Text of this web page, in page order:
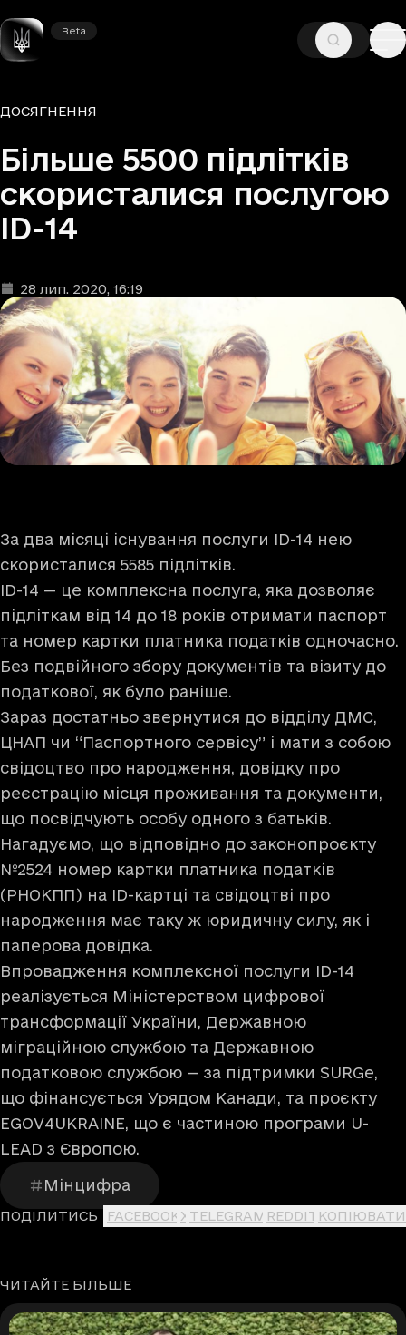
Beta
Beta
ГОЛОВНА—НОВИНИ
Рубрики
ДОСЯГНЕННЯ
Більше 5500 підлітків
скористалися послугою
ID-14
Дата та час публікації:
28 лип. 2020, 16:19
За два місяці існування послуги ID-14 нею
скористалися 5585 підлітків.
ID-14 — це комплексна послуга, яка дозволяє
підліткам від 14 до 18 років отримати паспорт
та номер картки платника податків одночасно.
Без подвійного збору документів та візиту до
податкової, як було раніше.
Зараз достатньо звернутися до відділу ДМС,
ЦНАП чи “Паспортного сервісу” і мати з собою
свідоцтво про народження, довідку про
реєстрацію місця проживання та документи,
що посвідчують особу одного з батьків.
Нагадуємо, що відповідно до законопроєкту
№2524 номер картки платника податків
(РНОКПП) на ID-картці та свідоцтві про
народження має таку ж юридичну силу, як і
паперова довідка.
Впровадження комплексної послуги ID-14
реалізується Міністерством цифрової
трансформації України, Державною
міграційною службою та Державною
податковою службою — за підтримки SURGe,
що фінансується Урядом Канади, та проєкту
EGOV4UKRAINE, що є частиною програми U-
LEAD з Європою.
Мінцифра
ПОДІЛИТИСЬ FACEBOOK X TELEGRAM REDDIT КОПІЮВАТИ
ЧИТАЙТЕ БІЛЬШЕ